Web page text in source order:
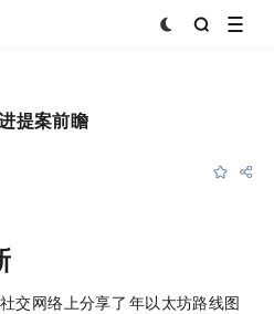
进提案前瞻
社交网络上分享了 2024 年以太坊路线图，